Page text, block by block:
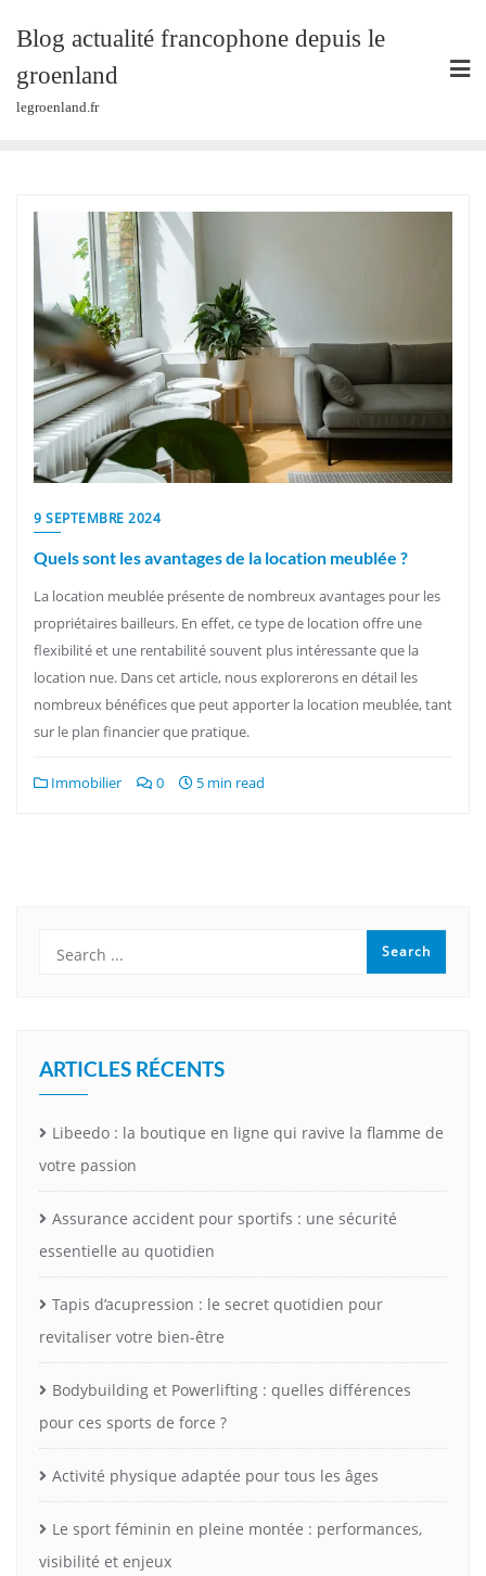
content
Blog actualité francophone depuis le
groenland
legroenland.fr
9 SEPTEMBRE 2024
Quels sont les avantages de la location meublée ?
La location meublée présente de nombreux avantages pour les
propriétaires bailleurs. En effet, ce type de location offre une
flexibilité et une rentabilité souvent plus intéressante que la
location nue. Dans cet article, nous explorerons en détail les
nombreux bénéfices que peut apporter la location meublée, tant
sur le plan financier que pratique.
Immobilier 0 5 min read
ARTICLES RÉCENTS
Libeedo : la boutique en ligne qui ravive la flamme de
votre passion
Assurance accident pour sportifs : une sécurité
essentielle au quotidien
Tapis d’acupression : le secret quotidien pour
revitaliser votre bien-être
Bodybuilding et Powerlifting : quelles différences
pour ces sports de force ?
Activité physique adaptée pour tous les âges
Le sport féminin en pleine montée : performances,
visibilité et enjeux